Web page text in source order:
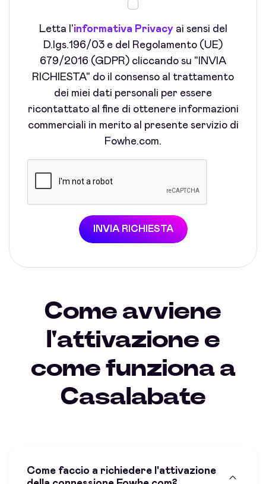
Letta l'informativa Privacyai sensi del
D.lgs.196/03 e del Regolamento (UE)
679/2016 (GDPR) cliccando su "INVIA
RICHIESTA" do il consenso al trattamento
dei miei dati personali per essere
ricontattato al fine di ottenere informazioni
commerciali in merito al presente servizio di
Fowhe.com.
INVIA RICHIESTA
Come avviene
l'attivazione e
come funziona a
Casalabate
Come faccio a richiedere l'attivazione